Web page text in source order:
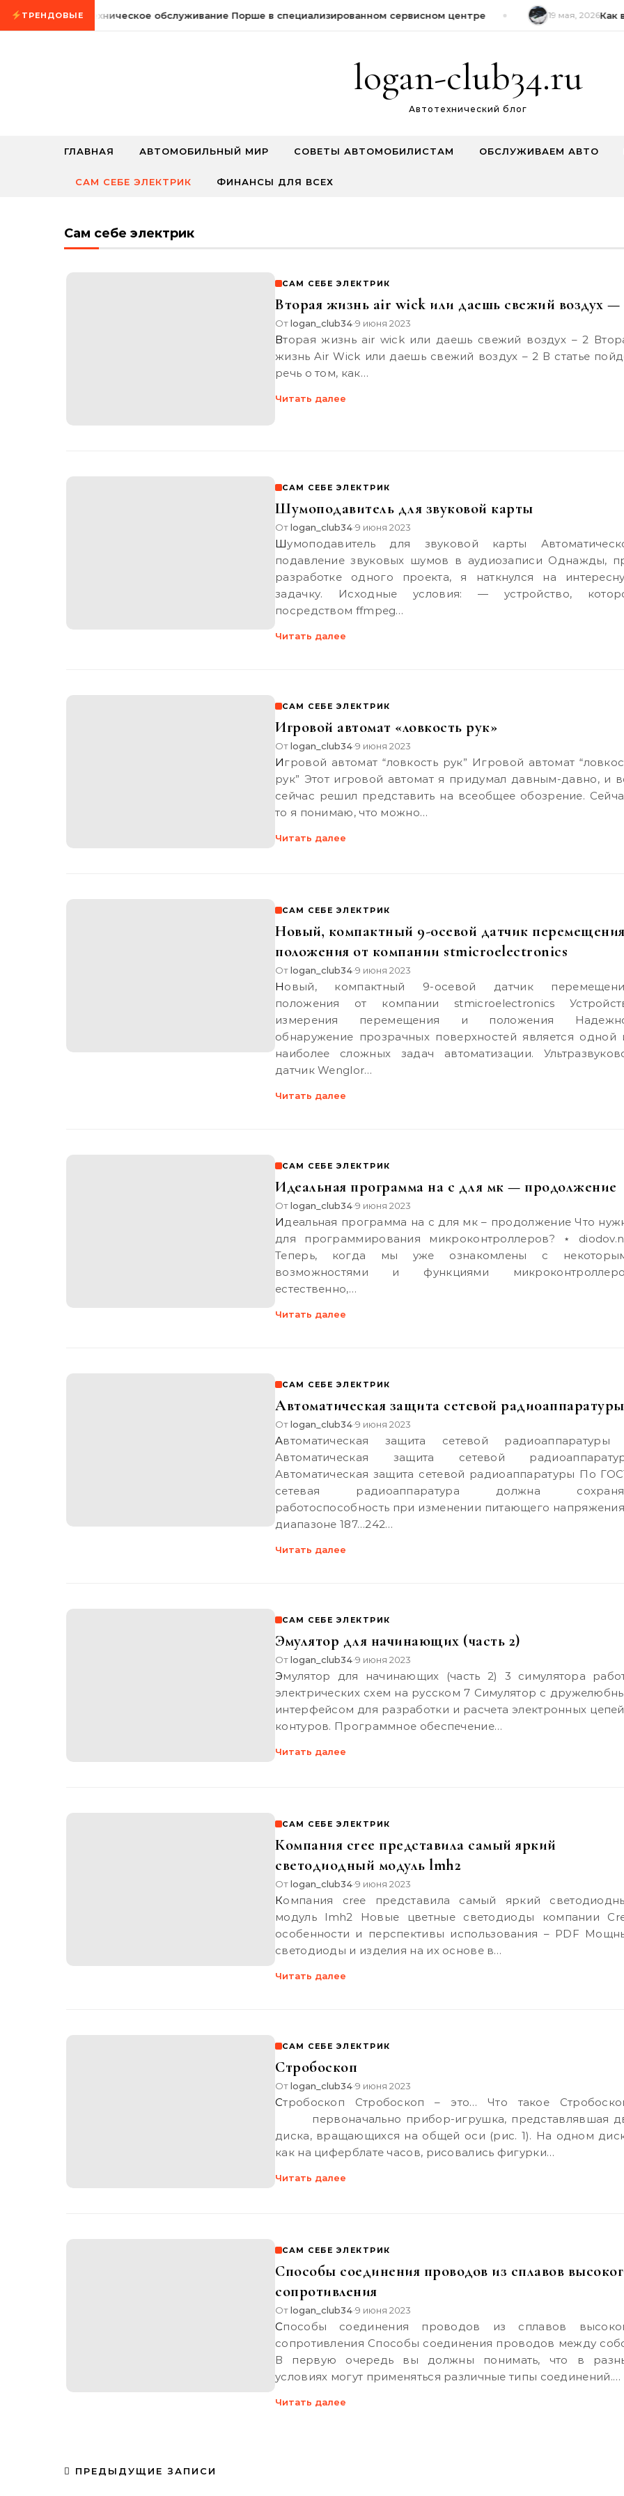
Промотать к содержимому
ТРЕНДОВЫЕ
24 мая, 2026Техническое обслуживание Порше в специализированном сервисном центре 19 мая, 2026Как
logan-club34.ru
Автотехнический блог
ГЛАВНАЯ АВТОМОБИЛЬНЫЙ МИР СОВЕТЫ АВТОМОБИЛИСТАМ ОБСЛУЖИВАЕМ АВТО
САМ СЕБЕ ЭЛЕКТРИК ФИНАНСЫ ДЛЯ ВСЕХ
Сам себе электрик
САМ СЕБЕ ЭЛЕКТРИК
Вторая жизнь air wick или даешь свежий воздух —
Отlogan_club34•9 июня 2023
Вторая жизнь air wick или даешь свежий воздух – 2 Вторая
жизнь Air Wick или даешь свежий воздух – 2 В статье
речь о том, как…
Читать далее
САМ СЕБЕ ЭЛЕКТРИК
Шумоподавитель для звуковой карты
Отlogan_club34•9 июня 2023
Шумоподавитель для звуковой карты Автоматическое
подавление звуковых шумов в аудиозаписи Однажды,
разработке одного проекта, я наткнулся на
задачку. Исходные условия: — устройство,
посредством ffmpeg…
Читать далее
САМ СЕБЕ ЭЛЕКТРИК
Игровой автомат «ловкость рук»
Отlogan_club34•9 июня 2023
Игровой автомат “ловкость рук” Игровой автомат “ловкость
рук” Этот игровой автомат я придумал давным-давно, и
сейчас решил представить на всеобщее обозрение.
то я понимаю, что можно…
Читать далее
САМ СЕБЕ ЭЛЕКТРИК
Новый, компактный 9-осевой датчик
положения от компании stmicroelectronics
Отlogan_club34•9 июня 2023
Новый, компактный 9-осевой датчик перемещения/
положения от компании stmicroelectronics
измерения перемещения и положения
обнаружение прозрачных поверхностей является одной
наиболее сложных задач автоматизации.
датчик Wenglor…
Читать далее
САМ СЕБЕ ЭЛЕКТРИК
Идеальная программа на с для мк — продолжение
Отlogan_club34•9 июня 2023
Идеальная программа на с для мк – продолжение Что нужно
для программирования микроконтроллеров? ⋆
Теперь, когда мы уже ознакомлены с
возможностями и функциями
естественно,…
Читать далее
САМ СЕБЕ ЭЛЕКТРИК
Автоматическая защита сетевой радиоаппаратуры
Отlogan_club34•9 июня 2023
Автоматическая защита сетевой радиоаппаратуры 2.
Автоматическая защита сетевой
Автоматическая защита сетевой радиоаппаратуры По
сетевая радиоаппаратура должна
работоспособность при изменении питающего
диапазоне 187…242…
Читать далее
САМ СЕБЕ ЭЛЕКТРИК
Эмулятор для начинающих (часть 2)
Отlogan_club34•9 июня 2023
Эмулятор для начинающих (часть 2) 3 симулятора работы
электрических схем на русском 7 Симулятор с
интерфейсом для разработки и расчета электронных
контуров. Программное обеспечение…
Читать далее
САМ СЕБЕ ЭЛЕКТРИК
Компания cree представила самый яркий
светодиодный модуль lmh2
Отlogan_club34•9 июня 2023
Компания cree представила самый яркий светодиодный
модуль lmh2 Новые цветные светодиоды компании
особенности и перспективы использования – PDF
светодиоды и изделия на их основе в…
Читать далее
САМ СЕБЕ ЭЛЕКТРИК
Стробоскоп
Отlogan_club34•9 июня 2023
Стробоскоп Стробоскоп – это… Что такое Стробоскоп?
первоначально прибор-игрушка, представлявшая
диска, вращающихся на общей оси (рис. 1). На одном
как на циферблате часов, рисовались фигурки…
Читать далее
САМ СЕБЕ ЭЛЕКТРИК
Способы соединения проводов из сплавов
сопротивления
Отlogan_club34•9 июня 2023
Способы соединения проводов из сплавов высокого
сопротивления Способы соединения проводов между
В первую очередь вы должны понимать, что в
условиях могут применяться различные типы соединений.…
Читать далее
ПРЕДЫДУЩИЕ ЗАПИСИ